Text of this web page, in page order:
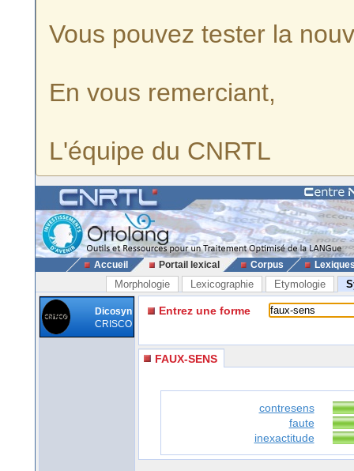
Vous pouvez tester la
En vous remerciant,
L'équipe du CNRTL
Accueil Portail lexical Corpus
Morphologie Lexicographie Etymologie
Dicosyn
CRISCO
Entrez une forme
FAUX-SENS
contresens
faute
inexactitude